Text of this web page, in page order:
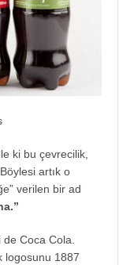
ki bu çevrecilik,
artık o
verilen bir ad
Coca Cola.
logosunu 1887